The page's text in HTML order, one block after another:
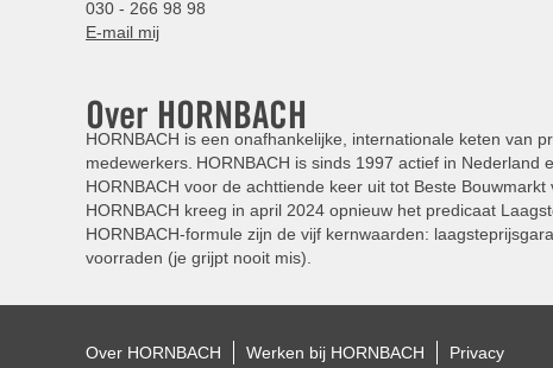
030 - 266 98 98
E-mail mij
Over HORNBACH
HORNBACH is een onafhankelijke, internationale keten van
medewerkers. HORNBACH is sinds 1997 actief in
HORNBACH voor de achttiende keer uit tot Beste
HORNBACH kreeg in april 2024 opnieuw het predicaat
HORNBACH-formule zijn de vijf kernwaarden:
voorraden (je grijpt nooit mis).
Over HORNBACH Werken bij HORNBACH Privacy